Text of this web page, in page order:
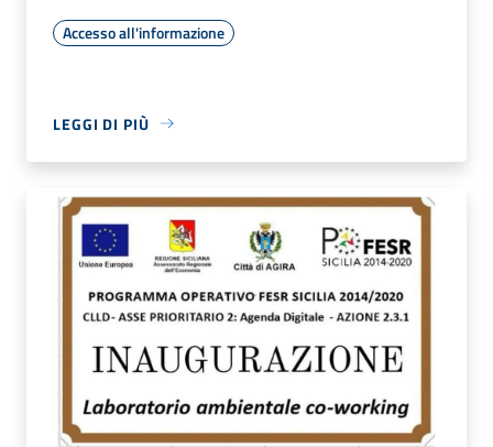
Accesso all'informazione
LEGGI DI PIÙ